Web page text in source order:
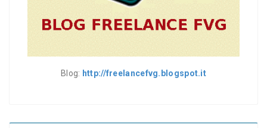
Blog: http://freelancefvg.blogspot.it